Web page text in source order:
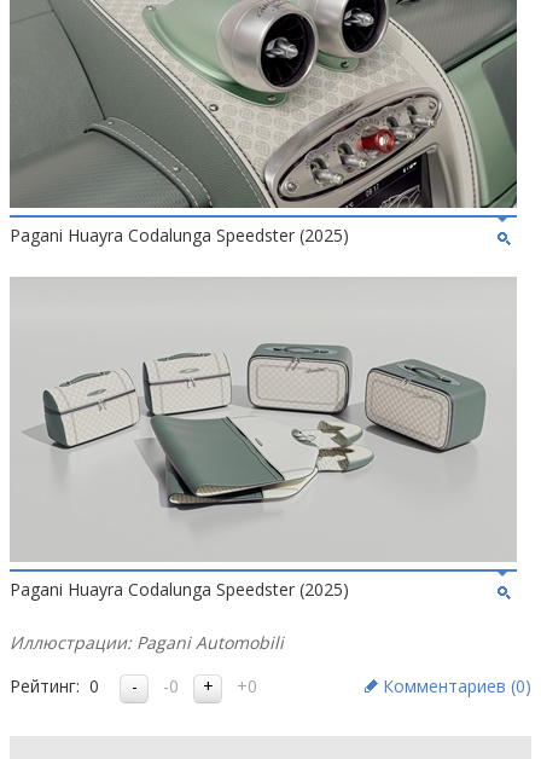
Pagani Huayra Codalunga Speedster (2025)
Pagani Huayra Codalunga Speedster (2025)
Иллюстрации: Pagani Automobili
Рейтинг: 0 -0 +0 Комментариев (0)